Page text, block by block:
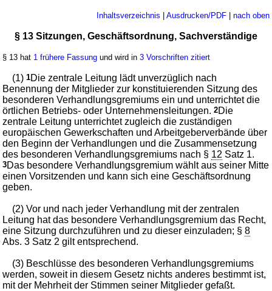
Inhaltsverzeichnis | Ausdrucken/PDF| nach oben
§ 13 Sitzungen, Geschäftsordnung, Sachverständige
§ 13 hat 1 frühere Fassung und wird in3 Vorschriften zitiert
(1)1Die zentrale Leitung lädt unverzüglich nach
Benennung der Mitglieder zur konstituierenden Sitzung des
besonderen Verhandlungsgremiums ein und unterrichtet die
örtlichen Betriebs- oder Unternehmensleitungen.2Die
zentrale Leitung unterrichtet zugleich die zuständigen
europäischen Gewerkschaften und Arbeitgeberverbände über
den Beginn der Verhandlungen und die Zusammensetzung
des besonderen Verhandlungsgremiums nach § 12 Satz 1.
3Das besondere Verhandlungsgremium wählt aus seiner Mitte
einen Vorsitzenden und kann sich eine Geschäftsordnung
geben.
(2) Vor und nach jeder Verhandlung mit der zentralen
Leitung hat das besondere Verhandlungsgremium das Recht,
eine Sitzung durchzuführen und zu dieser einzuladen; §8
Abs. 3 Satz 2 gilt entsprechend.
(3) Beschlüsse des besonderen Verhandlungsgremiums
werden, soweit in diesem Gesetz nichts anderes bestimmt ist,
mit der Mehrheit der Stimmen seiner Mitglieder gefaßt.